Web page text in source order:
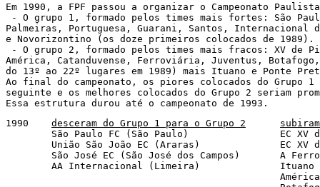
Em 1990, a FPF passou a organizar o Campeonato
- O grupo 1, formado pelos times mais fortes: São
Palmeiras, Portuguesa, Guarani, Santos, Internacional
e Novorizontino (os doze primeiros colocados de 1989).
- O grupo 2, formado pelos times mais fracos: XV de
América, Catanduvense, Ferroviária, Juventus,
do 13º ao 22º lugares em 1989) mais Ituano e Ponte
Ao final do campeonato, os piores colocados do Grupo
seguinte e os melhores colocados do Grupo 2 seriam
Essa estrutura durou até o campeonato de 1993.
desceram do Grupo 1 para o Grupo 2